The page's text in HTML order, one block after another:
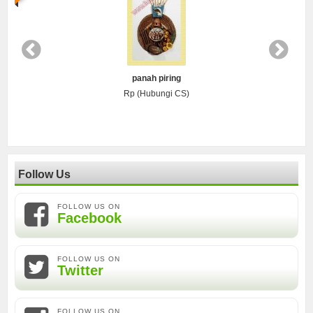
panah piring
Rp (Hubungi CS)
Follow Us
FOLLOW US ON
Facebook
FOLLOW US ON
Twitter
FOLLOW US ON